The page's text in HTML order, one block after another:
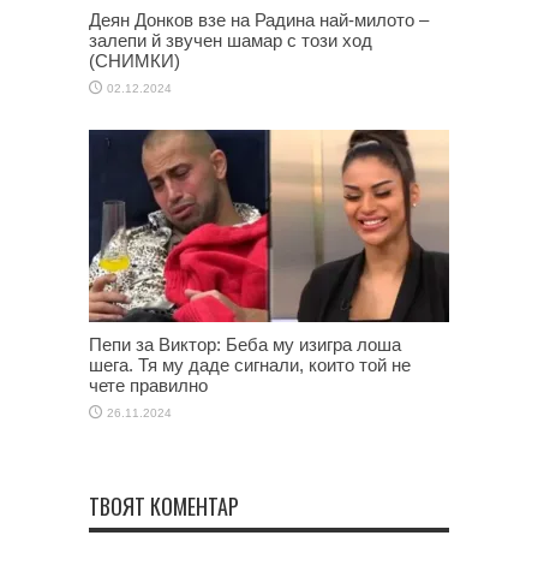
Деян Донков взе на Радина най-милото –
залепи й звучен шамар с този ход
(СНИМКИ)
02.12.2024
Пепи за Виктор: Беба му изигра лоша
шега. Тя му даде сигнали, които той не
чете правилно
26.11.2024
ТВОЯТ КОМЕНТАР